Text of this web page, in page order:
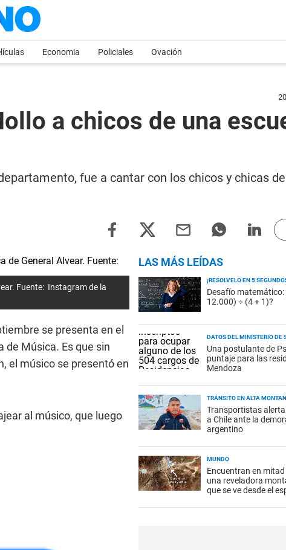
Economia Policiales Ovación
a chicos de una
fue a cantar con los chicos y chicas
Fuente: Instagram de la
se presenta en el
de Música. Es que sin
el músico se presentó en
al músico, que luego
LAS MÁS LEÍDAS
¡RESOLVELO EN 5
Desafío
12.000) ÷ (4 + 1)?
DATOS DEL MINISTERIO DE
Una postulante de
puntaje para las
Mendoza
TRÁNSITO EN ALTA
Transportistas
a Chile ante la
argentino
MUNDO
Encuentran en
una reveladora
que se ve desde el